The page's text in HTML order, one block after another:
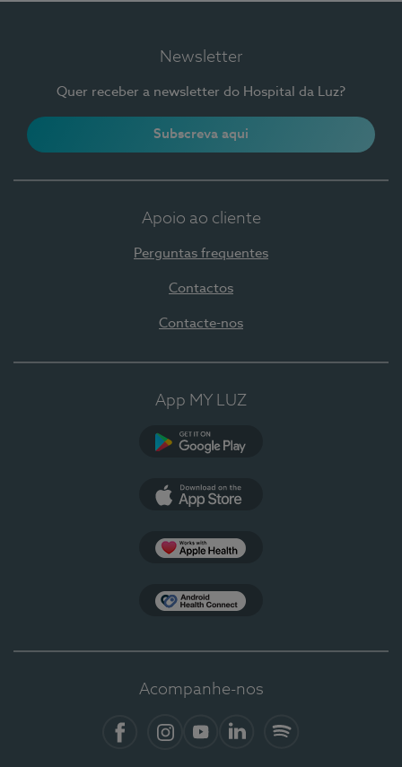
Newsletter
Quer receber a newsletter do Hospital da Luz?
Subscreva aqui
Apoio ao cliente
Perguntas frequentes
Contactos
Contacte-nos
App MY LUZ
Acompanhe-nos